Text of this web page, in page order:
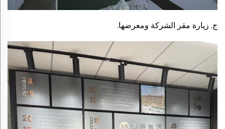
ج. زيارة مقر الشركة ومعرضها.